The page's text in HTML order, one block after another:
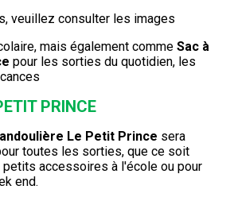
veuillez consulter les images
mais également comme Sac à
pour les sorties du quotidien, les
PRINCE
Le Petit Prince sera
toutes les sorties, que ce soit
accessoires à l'école ou pour
end.